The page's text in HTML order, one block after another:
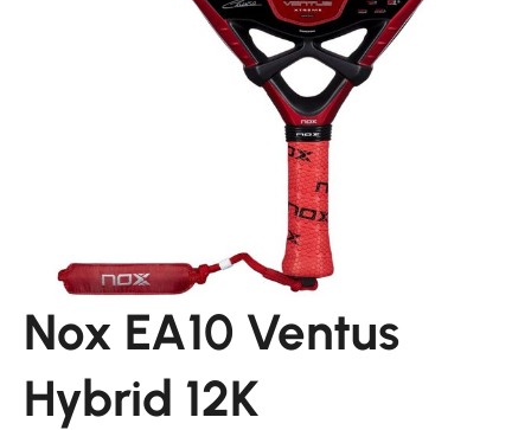
Nox EA10 Ventus
Hybrid 12K